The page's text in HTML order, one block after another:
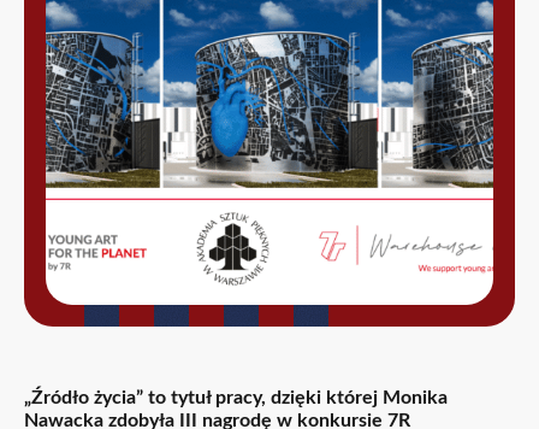
„Źródło życia” to tytuł pracy, dzięki której Monika
Nawacka zdobyła III nagrodę w konkursie 7R